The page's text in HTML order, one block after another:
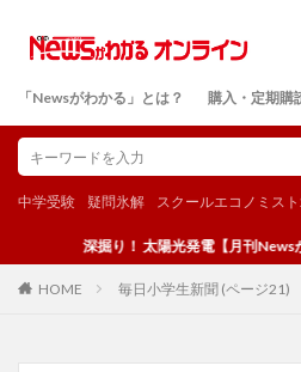
「Newsがわかる」とは？ 購入・定期購
中学受験 疑問氷解 スクールエコノミス
深掘り！ 太陽光発電【月刊Newsが
HOME 毎日小学生新聞 (ページ21)
検索